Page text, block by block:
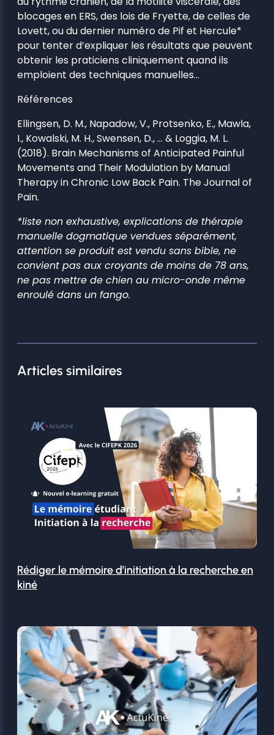
blocages en ERS, des lois de Fryette, de celles de
Lovett, ou du dernier numéro de Pif et Hercule*
pour tenter d’expliquer les résultats que peuvent
obtenir les praticiens cliniquement quand ils
emploient des techniques manuelles…
Références
Ellingsen, D. M., Napadow, V., Protsenko, E., Mawla,
I., Kowalski, M. H., Swensen, D., … & Loggia, M. L.
(2018). Brain Mechanisms of Anticipated Painful
Movements and Their Modulation by Manual
Therapy in Chronic Low Back Pain. The Journal of
Pain.
*liste non exhaustive, explications de thérapie
manuelle dogmatique vendues séparément,
attention se produit est vendu sans bible, ne
convient pas aux croyants de moins de 78 ans,
ne pas mettre de chien au micro-onde même
enroulé dans un fango.
Articles similaires
Rédiger le mémoire d’initiation à la recherche en
kiné